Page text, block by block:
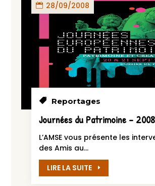
28/09/2008
Reportages
Journées du Patrimoine – 2008
L’AMSE vous présente les
des Amis au...
LIRE LA SUITE